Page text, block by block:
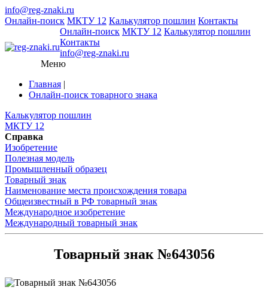
info@reg-znaki.ru
Онлайн-поиск МКТУ 12 Калькулятор пошлин Контакты
Онлайн-поиск МКТУ 12 Калькулятор пошлин
Контакты
info@reg-znaki.ru
Меню
Главная |
Онлайн-поиск товарного знака
Калькулятор пошлин
МКТУ 12
Справка
Изобретение
Полезная модель
Промышленный образец
Товарный знак
Наименование места происхождения товара
Общеизвестный в РФ товарный знак
Международное изобретение
Международный товарный знак
Товарный знак №643056